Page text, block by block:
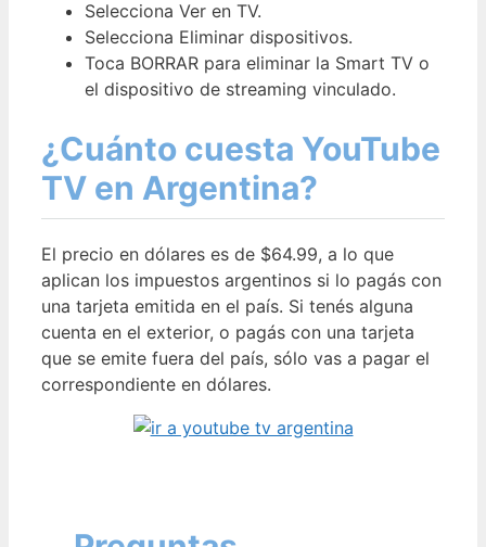
Selecciona Ver en TV.
Selecciona Eliminar dispositivos.
Toca BORRAR para eliminar la Smart TV o
el dispositivo de streaming vinculado.
¿Cuánto cuesta YouTube
TV en Argentina?
El precio en dólares es de $64.99, a lo que
aplican los impuestos argentinos si lo pagás con
una tarjeta emitida en el país. Si tenés alguna
cuenta en el exterior, o pagás con una tarjeta
que se emite fuera del país, sólo vas a pagar el
correspondiente en dólares.